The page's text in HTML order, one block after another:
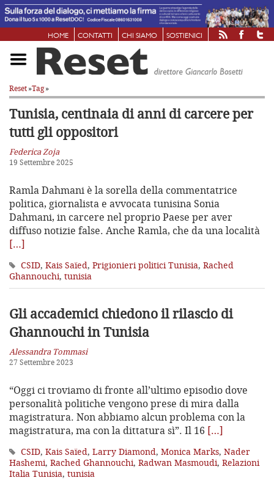
HOME CONTATTI CHI SIAMO SOSTIENICI
Reset»Tag»
Tunisia, centinaia di anni di carcere per
tutti gli oppositori
Federica Zoja
19 Settembre 2025
Ramla Dahmani è la sorella della commentatrice
politica, giornalista e avvocata tunisina Sonia
Dahmani, in carcere nel proprio Paese per aver
diffuso notizie false. Anche Ramla, che da una località
[…]
CSID, Kais Saïed, Prigionieri politici Tunisia, Rached
Ghannouchi, tunisia
Gli accademici chiedono il rilascio di
Ghannouchi in Tunisia
Alessandra Tommasi
27 Settembre 2023
“Oggi ci troviamo di fronte all’ultimo episodio dove
personalità politiche vengono prese di mira dalla
magistratura. Non abbiamo alcun problema con la
magistratura, ma con la dittatura sì”. Il 16 […]
CSID, Kais Saïed, Larry Diamond, Monica Marks, Nader
Hashemi, Rached Ghannouchi, Radwan Masmoudi, Relazioni
Italia Tunisia, tunisia